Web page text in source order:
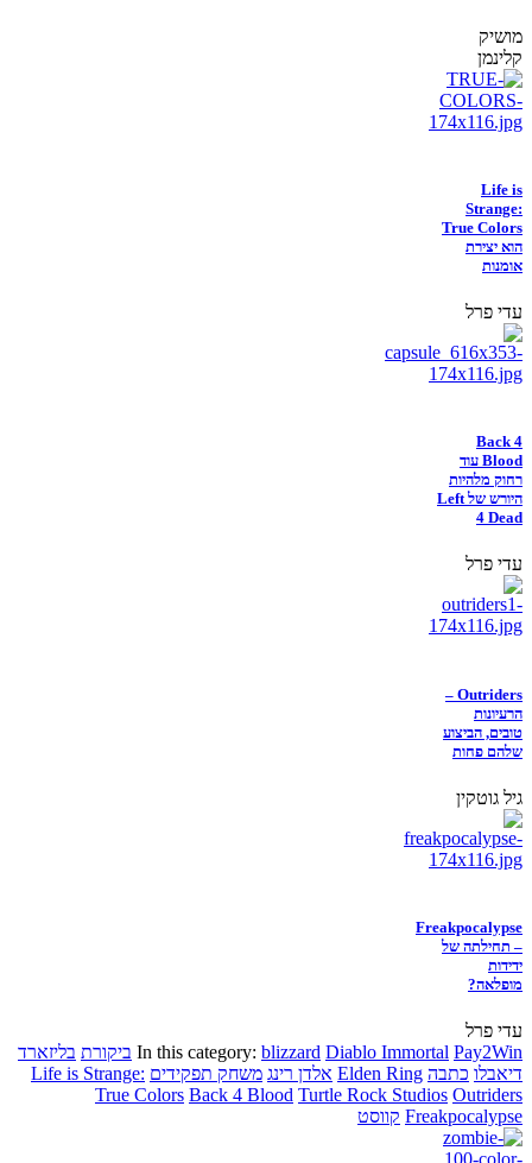
מושיק
קלינמן
Life is
Strange:
True Colors
הוא יצירת
אומנות
עדי פרל
Back 4
Blood עוד
רחוק מלהיות
היורש של Left
4 Dead
עדי פרל
Outriders –
הרעיונות
טובים, הביצוע
שלהם פחות
גיל גוטקין
Freakpocalypse
– תחילתה של
ידידות
מופלאה?
עדי פרל
In this category: blizzard Diablo Immortal Pay2Win ביקורת בליזארד
דיאבלו כתבה Elden Ring אלדן רינג משחק תפקידים Life is Strange:
True Colors Back 4 Blood Turtle Rock Studios Outriders
Freakpocalypse קווסט